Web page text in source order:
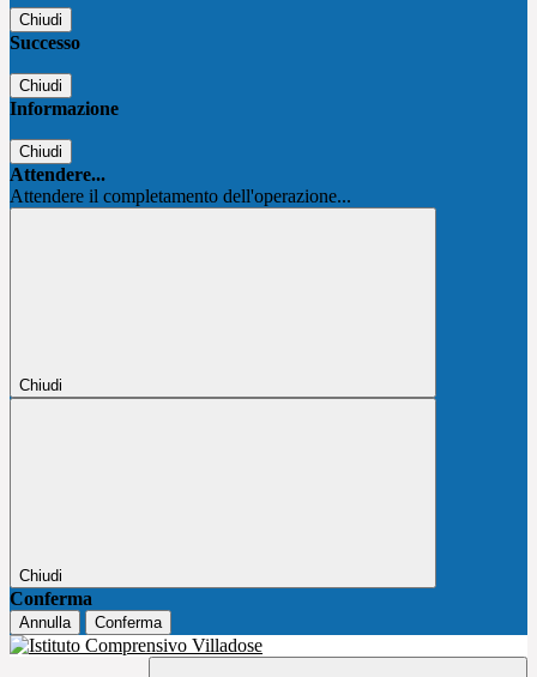
Chiudi
Successo
Chiudi
Informazione
Chiudi
Attendere...
Attendere il completamento dell'operazione...
Chiudi
Chiudi
Conferma
Annulla Conferma